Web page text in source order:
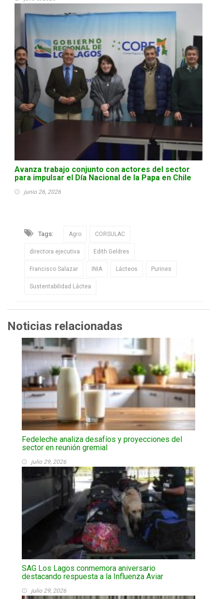
Avanza trabajo conjunto con actores del sector
para impulsar el Día Nacional de la Papa en Chile
junio 26, 2026
Tags: Agro CORSULAC
directora ejecutiva Edith Geldres
Francisco Salazar INIA Lácteos Purines
Sustentabilidad Láctea
Noticias relacionadas
Fedeleche analiza desafíos y proyecciones del
sector en reunión gremial
julio 29, 2026
SAG Los Lagos conmemora aniversario
destacando respuesta a la Influenza Aviar
julio 29, 2026